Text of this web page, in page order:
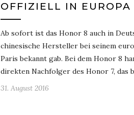
OFFIZIELL IN EUROPA
Ab sofort ist das Honor 8 auch in
chinesische Hersteller bei seinem
Paris bekannt gab. Bei dem Honor 8
direkten Nachfolger des Honor 7, das
31. August 2016